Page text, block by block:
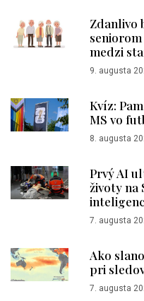
Zdanlivo
medzi
9. augusta
Kvíz:
MS vo
8. augusta
Prvý AI
životy na
7. augusta
Ako
pri
7. augusta